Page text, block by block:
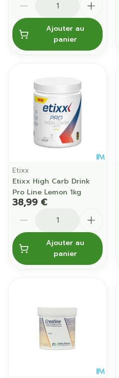
Ajouter au
panier
Etixx
Etixx High Carb Drink
Pro Line Lemon 1kg
38,99 €
Ajouter au
panier